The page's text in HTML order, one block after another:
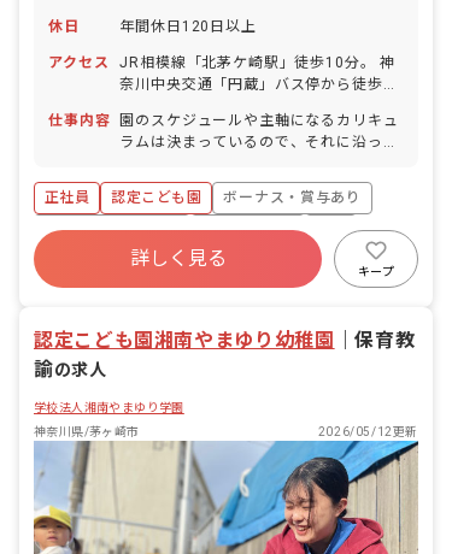
休日 年間休日120日以上
アクセス
JR相模線「北茅ケ崎駅」徒歩10分。 神
奈川中央交通「円蔵」バス停から徒歩5
仕事内容
園のスケジュールや主軸になるカリキュ
ラムは決まっているので、それに沿って
の独自のカリキュラムを実施していま
す。 また、英語やメロディオン演奏など
は専任講師が指導を担当する時間があり
ます。
正社員 認定こども園
ボーナス・賞与あり
年間休日120日以上
社会保険完備
福利厚生充実
退職金制度
残業少なめ
詳しく見る
キープ
認定こども園湘南やまゆり幼稚園 ｜保育教
諭の求人
学校法人湘南やまゆり学園
神奈川県/茅ヶ崎市
2026/05/12更新